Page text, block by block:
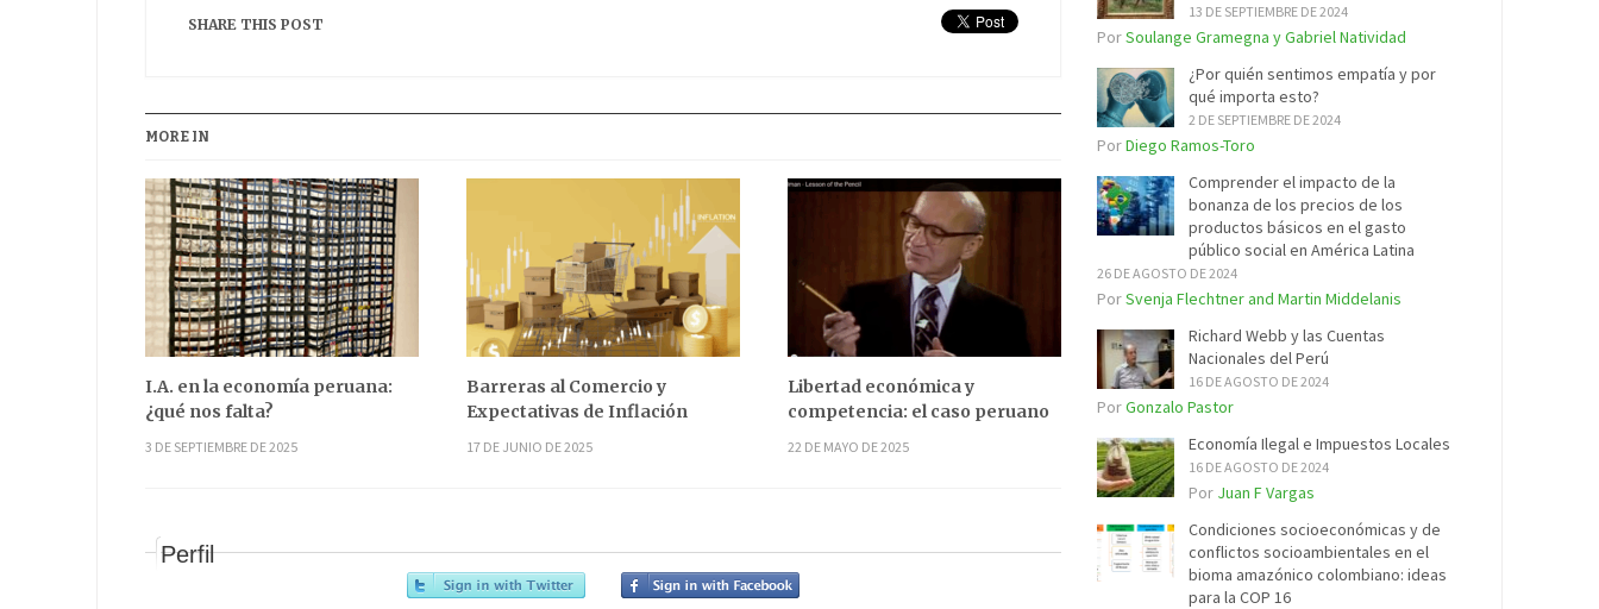
SHARE THIS POST
MORE IN
I.A. en la economía peruana:
¿qué nos falta?
3 DE SEPTIEMBRE DE 2025
Barreras al Comercio y
Expectativas de Inflación
17 DE JUNIO DE 2025
Libertad económica y
competencia: el caso peruano
22 DE MAYO DE 2025
Perfil
13 DE SEPTIEMBRE DE 2024
PorSoulange Gramegna y Gabriel Natividad
¿Por quién sentimos empatía y por
qué importa esto?
2 DE SEPTIEMBRE DE 2024
PorDiego Ramos-Toro
Comprender el impacto de la
bonanza de los precios de los
productos básicos en el gasto
público social en América Latina
26 DE AGOSTO DE 2024
PorSvenja Flechtner and Martin Middelanis
Richard Webb y las Cuentas
Nacionales del Perú
16 DE AGOSTO DE 2024
PorGonzalo Pastor
Economía Ilegal e Impuestos Locales
16 DE AGOSTO DE 2024
Por Juan F Vargas
Condiciones socioeconómicas y de
conflictos socioambientales en el
bioma amazónico colombiano: ideas
para la COP 16